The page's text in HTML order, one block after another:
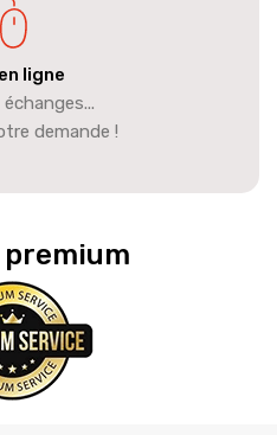
ligne
demande !